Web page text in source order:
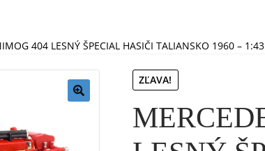
404 LESNÝ ŠPECIAL HASIČI TALIANSKO 1960 –
ZĽAVA!